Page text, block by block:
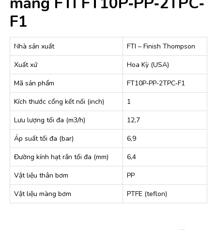
F1
Nhà sản xuất
FTI – Finish Thompson
Xuất xứ
Hoa Kỳ (USA)
Mã sản phẩm
FT10P‐PP‐2TPC‐F1
Kích thước cổng kết nối (inch)
1
Lưu lượng tối đa (m3/h)
12,7
Áp suất tối đa (bar)
6,9
Đường kính hạt rắn tối đa (mm)
6,4
Vật liệu thân bơm
PP
Vật liệu màng bơm
PTFE (teflon)